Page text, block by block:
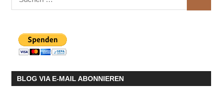
nach:
BLOG VIA E-MAIL ABONNIEREN